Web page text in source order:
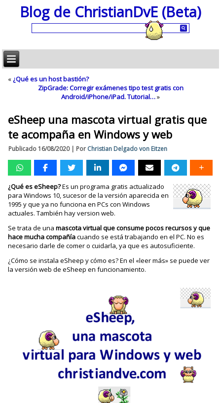
Blog de ChristianDvE (Beta)
« ¿Qué es un host bastión?
ZipGrade: Corregir exámenes tipo test gratis con
Android/iPhone/iPad. Tutorial…»
eSheep una mascota virtual gratis que
te acompaña en Windows y web
Publicado 16/08/2020| Por Christian Delgado von Eitzen
¿Qué es eSheep?Es un programa gratis actualizado
para Windows 10, sucesor de la versión aparecida en
1995 y que ya no funciona en PCs con Windows
actuales. También hay version web.
Se trata de unamascota virtual que consume pocos recursos y que
hace mucha compañíacuando se está trabajando en el PC. No es
necesario darle de comer o cuidarla, ya que es autosuficiente.
¿Cómo se instala eSheep y cómo es? En el «leer más» se puede ver
la versión web de eSheep en funcionamiento.